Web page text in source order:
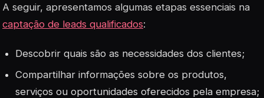
A seguir, apresentamos algumas etapas essenciais na
captação de leads qualificados:
Descobrir quais são as necessidades dos clientes;
Compartilhar informações sobre os produtos,
serviços ou oportunidades oferecidos pela empresa;